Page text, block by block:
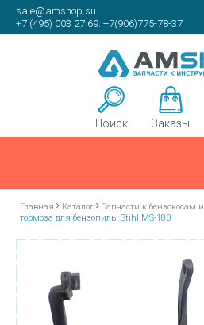
sale@amshop.su
+7 (495) 003 27 69. +7(906)775-78-37
Поиск Заказы
Главная Каталог Запчасти к бензокосам
тормоза для бензопилы Stihl MS-180